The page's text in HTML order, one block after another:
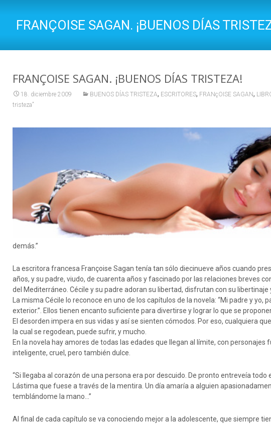
FRANÇOISE SAGAN. ¡BUENOS DÍAS
FRANÇOISE SAGAN. ¡BUENOS DÍAS TRISTEZA!
18. diciembre 2009 BUENOS DÍAS TRISTEZA, ESCRITORES, FRANçOISE SAGAN,
tristeza”
demás.”
La escritora francesa Françoise Sagan tenía tan sólo diecinueve años cuando
años, y su padre, viudo, de cuarenta años y fascinado por las relaciones breves
del Mediterráneo. Cécile y su padre adoran su libertad, disfrutan con su
La misma Cécile lo reconoce en uno de los capítulos de la novela: “Mi padre y
exterior.”. Ellos tienen encanto suficiente para divertirse y lograr lo que se
El desorden impera en sus vidas y así se sienten cómodos. Por eso, cualquiera
la cual se regodean, puede sufrir, y mucho.
En la novela hay amores de todas las edades que llegan al límite, con
inteligente, cruel, pero también dulce.
“Si llegaba al corazón de una persona era por descuido. De pronto entreveía
Lástima que fuese a través de la mentira. Un día amaría a alguien
temblándome la mano…”
Al final de cada capítulo se va conociendo mejor a la adolescente, que siempre